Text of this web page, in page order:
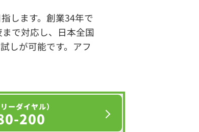
します。創業34年で
で対応し、日本全国
しが可能です。アフ
ーダイヤル）
200